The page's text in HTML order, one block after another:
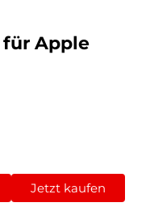
für Apple
Jetzt kaufen